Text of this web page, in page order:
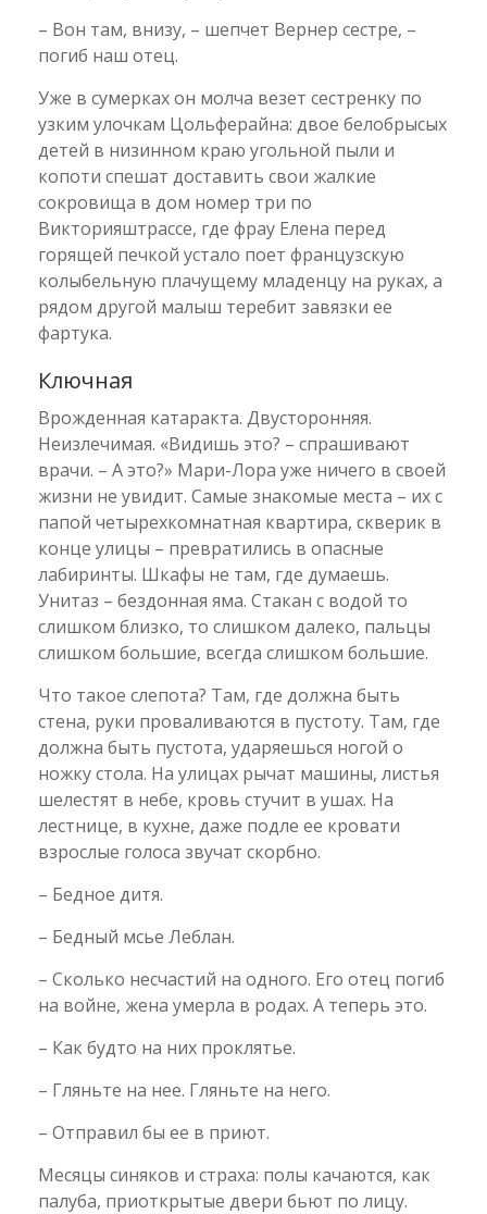
– Вон там, внизу, – шепчет Вернер сестре, –
погиб наш отец.
Уже в сумерках он молча везет сестренку по
узким улочкам Цольферайна: двое белобрысых
детей в низинном краю угольной пыли и
копоти спешат доставить свои жалкие
сокровища в дом номер три по
Викторияштрассе, где фрау Елена перед
горящей печкой устало поет французскую
колыбельную плачущему младенцу на руках, а
рядом другой малыш теребит завязки ее
фартука.
Ключная
Врожденная катаракта. Двусторонняя.
Неизлечимая. «Видишь это? – спрашивают
врачи. – А это?» Мари-Лора уже ничего в своей
жизни не увидит. Самые знакомые места – их с
папой четырехкомнатная квартира, скверик в
конце улицы – превратились в опасные
лабиринты. Шкафы не там, где думаешь.
Унитаз – бездонная яма. Стакан с водой то
слишком близко, то слишком далеко, пальцы
слишком большие, всегда слишком большие.
Что такое слепота? Там, где должна быть
стена, руки проваливаются в пустоту. Там, где
должна быть пустота, ударяешься ногой о
ножку стола. На улицах рычат машины, листья
шелестят в небе, кровь стучит в ушах. На
лестнице, в кухне, даже подле ее кровати
взрослые голоса звучат скорбно.
– Бедное дитя.
– Бедный мсье Леблан.
– Сколько несчастий на одного. Его отец погиб
на войне, жена умерла в родах. А теперь это.
– Как будто на них проклятье.
– Гляньте на нее. Гляньте на него.
– Отправил бы ее в приют.
Месяцы синяков и страха: полы качаются, как
палуба, приоткрытые двери бьют по лицу.